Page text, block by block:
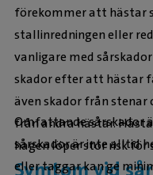
förekommer att hästar
stallinredningen eller
vanligare med
skador efter att hästar
även skador från stenar
från andra hästar.
hagen löper stor risk för
Omfattande sårskador
sårskador är inte alltid
eller taggar kan ge